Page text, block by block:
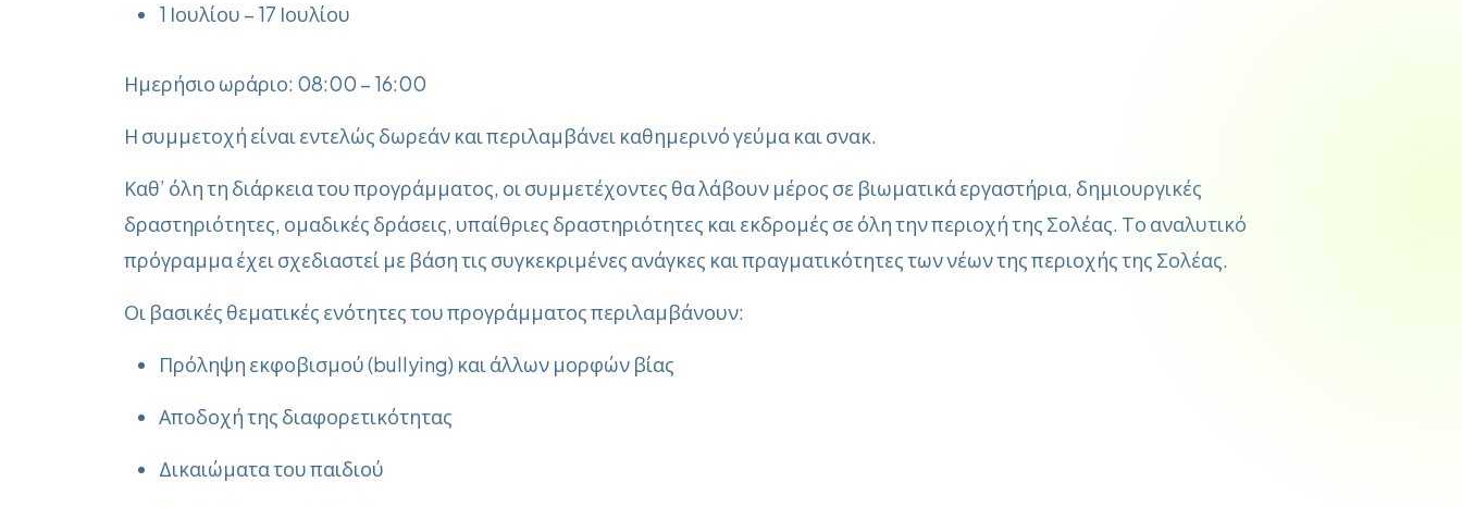
1 Ιουλίου – 17 Ιουλίου
Ημερήσιο ωράριο: 08:00 – 16:00
Η συμμετοχή είναι εντελώς δωρεάν και περιλαμβάνει καθημερινό γεύμα και σνακ.
Καθ’ όλη τη διάρκεια του προγράμματος, οι συμμετέχοντες θα λάβουν μέρος σε βιωματικά εργαστήρια, δημιουργικές
δραστηριότητες, ομαδικές δράσεις, υπαίθριες δραστηριότητες και εκδρομές σε όλη την περιοχή της Σολέας. Το αναλυτικό
πρόγραμμα έχει σχεδιαστεί με βάση τις συγκεκριμένες ανάγκες και πραγματικότητες των νέων της περιοχής της Σολέας.
Οι βασικές θεματικές ενότητες του προγράμματος περιλαμβάνουν:
Πρόληψη εκφοβισμού (bullying) και άλλων μορφών βίας
Αποδοχή της διαφορετικότητας
Δικαιώματα του παιδιού